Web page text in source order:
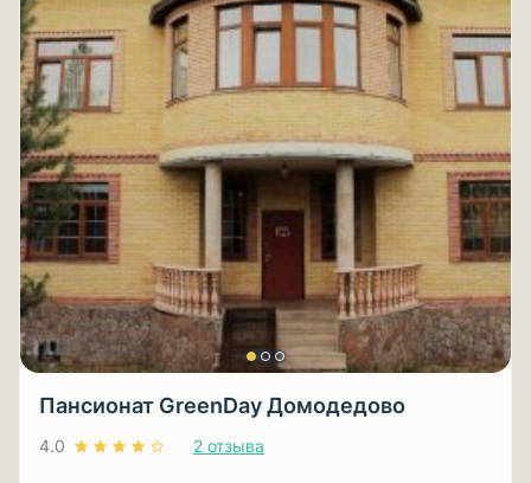
Пансионат GreenDay Домодедово
4.0 2 отзыва